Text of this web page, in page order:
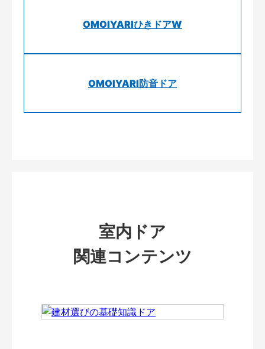
OMOIYARIひきドアW
OMOIYARI防音ドア
室内ドア
関連コンテンツ